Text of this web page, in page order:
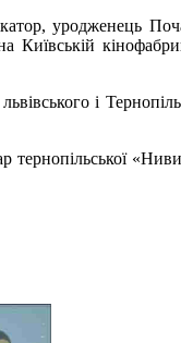
уродженець
і
тернопільської